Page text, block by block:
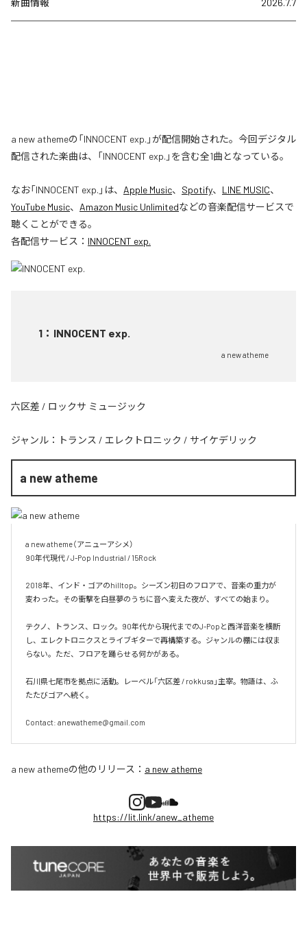
a new athemeの「INNOCENT exp.」が配信開始された。今回デジタル
配信された楽曲は、「INNOCENT exp.」を含む全1曲となっている。
なお「INNOCENT exp. 」は、 Apple Music、 Spotify、 LINE MUSIC、
YouTube Music、 Amazon Music Unlimitedなどの音楽配信サービスで
聴くことができる。
各配信サービス： INNOCENT exp.
1 ： INNOCENT exp.
a new atheme
六区差 / ロックサ ミュージック
ジャンル： トランス / エレクトロニック / サイケデリック
a new atheme
a new atheme（アニューアシメ）
90年代現代 / J-Pop Industrial / 15Rock
2018年、インド・ゴアのhilltop。シーズン初日のフロアで、音楽の重力が
変わった。その衝撃を白昼夢のうちに音へ変えた夜が、すべての始まり。
テクノ、トランス、ロック。90年代から現代までのJ-Popと西洋音楽を横断
し、エレクトロニクスとライブギターで再構築する。ジャンルの棚には収ま
らない。ただ、フロアを踊らせる何かがある。
石川県七尾市を拠点に活動。レーベル「六区差 / rokkusa」主宰。物語は、ふ
たたびゴアへ続く。
Contact: anewatheme@gmail.com
a new athemeの他のリリース： a new atheme
https://lit.link/anew_atheme